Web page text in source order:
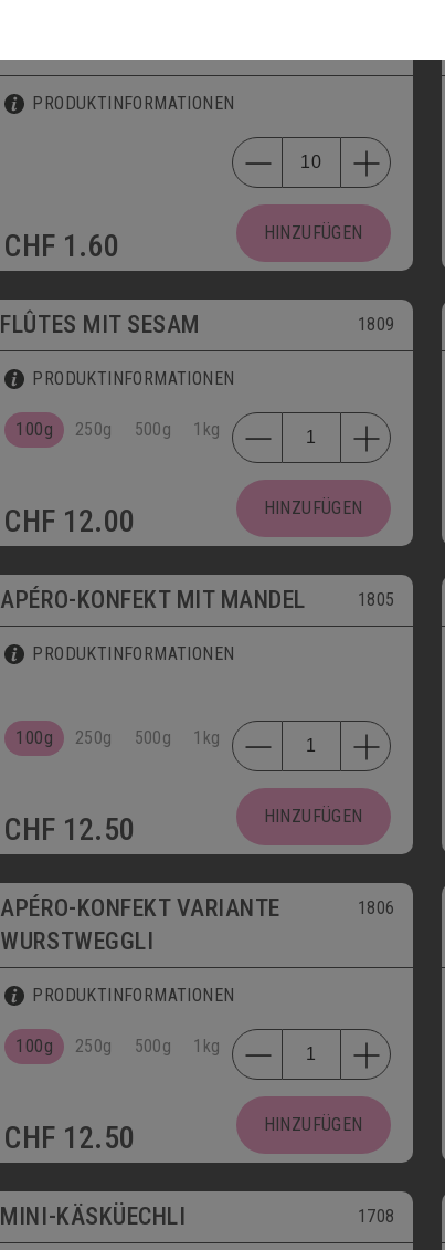
PRODUKTINFORMATIONEN
CHF 1.60 HINZUFÜGEN
FLÛTES MIT SESAM 1809
PRODUKTINFORMATIONEN
100g 250g 500g 1kg
CHF 12.00 HINZUFÜGEN
APÉRO-KONFEKT MIT MANDEL 1805
PRODUKTINFORMATIONEN
100g 250g 500g 1kg
CHF 12.50 HINZUFÜGEN
APÉRO-KONFEKT VARIANTE
WURSTWEGGLI
1806
PRODUKTINFORMATIONEN
100g 250g 500g 1kg
CHF 12.50 HINZUFÜGEN
MINI-KÄSKÜECHLI 1708